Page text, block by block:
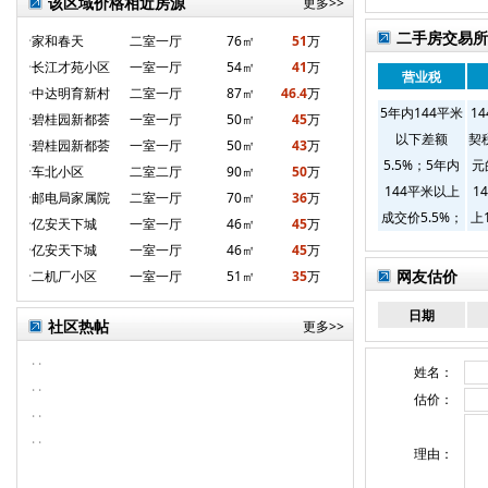
二手房交易
营业税
5年内144平米
以下差额
5.5%；5年内
144平米以上
成交价5.5%；
无税
契
元
上
网友估价
日期
姓名：
估价：
理由：
·家和春天 二室一厅 76㎡ 51万
·长江才苑小区 一室一厅 54㎡ 41万
·中达明育新村 二室一厅 87㎡ 46.4万
·碧桂园新都荟 一室一厅 50㎡ 45万
·碧桂园新都荟 一室一厅 50㎡ 43万
·车北小区 二室二厅 90㎡ 50万
·邮电局家属院 二室一厅 70㎡ 36万
·亿安天下城 一室一厅 46㎡ 45万
·亿安天下城 一室一厅 46㎡ 45万
·二机厂小区 一室一厅 51㎡ 35万
社区热帖 更多>>
· ·
· ·
· ·
· ·